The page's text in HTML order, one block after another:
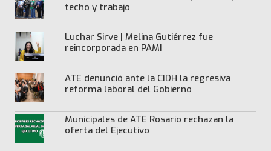
techo y trabajo
Luchar Sirve | Melina Gutiérrez fue
reincorporada en PAMI
ATE denunció ante la CIDH la regresiva
reforma laboral del Gobierno
Municipales de ATE Rosario rechazan la
oferta del Ejecutivo